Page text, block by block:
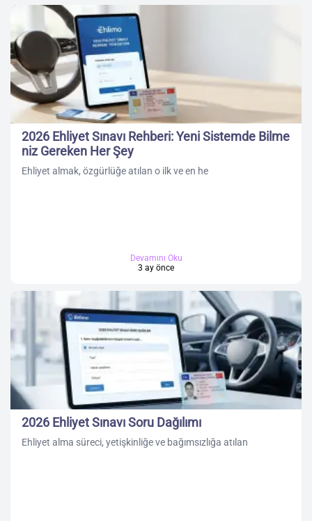
2026 Ehliyet Sınavı Rehberi: Yeni Sistemde Bilme
niz Gereken Her Şey
Ehliyet almak, özgürlüğe atılan o ilk ve en he
Devamını Oku
3 ay önce
2026 Ehliyet Sınavı Soru Dağılımı
Ehliyet alma süreci, yetişkinliğe ve bağımsızlığa atılan